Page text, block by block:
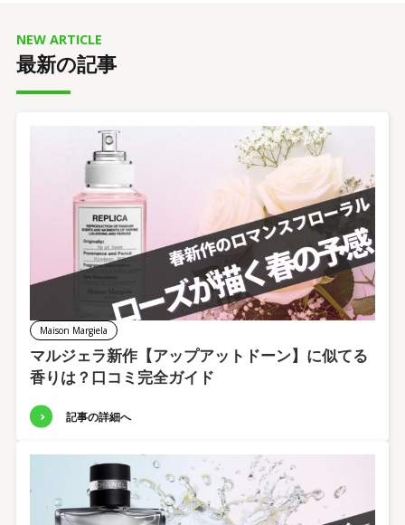
最新の記事
NEW ARTICLE
Maison Margiela
マルジェラ新作【アップアットドーン】に似てる
香りは？口コミ完全ガイド
記事の詳細へ